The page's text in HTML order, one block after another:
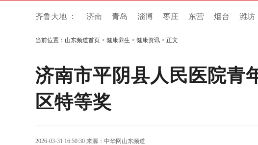
齐鲁大地 ： 济南 青岛 淄博 枣庄 东营 烟台 潍坊
当前位置： 山东频道首页 > 健康养生 > 健康资讯 > 正文
济南市平阴县人民医院青
区特等奖
2026-03-31 16:50:30 来源： 中华网山东频道